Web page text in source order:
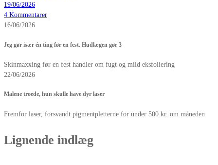
19/06/2026
4 Kommentarer
16/06/2026
Jeg gør især én ting før en fest. Hudlægen gør 3
Skinmaxxing før en fest handler om fugt og mild eksfoliering
22/06/2026
Malene troede, hun skulle have dyr laser
Fremfor laser, forsvandt pigmentpletterne for under 500 kr. om måneden
Lignende indlæg